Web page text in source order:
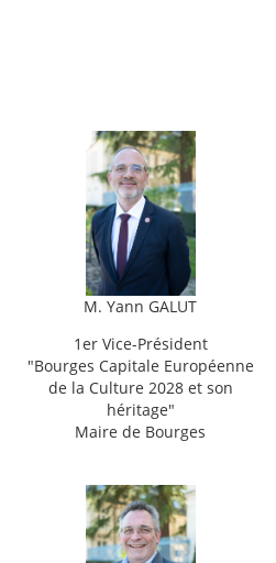
M. Yann GALUT
1er Vice-Président
"Bourges Capitale Européenne
de la Culture 2028 et son
héritage"
Maire de Bourges